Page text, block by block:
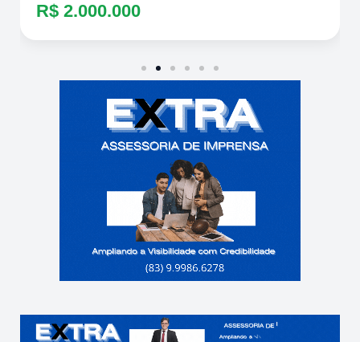
R$ 2.000.000